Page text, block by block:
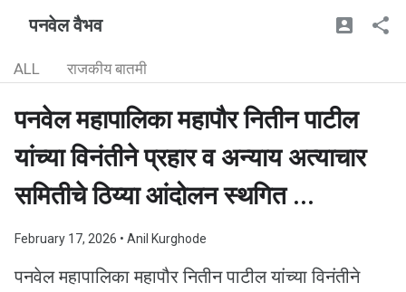
पनवेल वैभव
ALL राजकीय बातमी
पनवेल महापालिका महापौर नितीन पाटील
यांच्या विनंतीने प्रहार व अन्याय अत्याचार
समितीचे ठिय्या आंदोलन स्थगित ...
February 17, 2026 • Anil Kurghode
पनवेल महापालिका महापौर नितीन पाटील यांच्या विनंतीने